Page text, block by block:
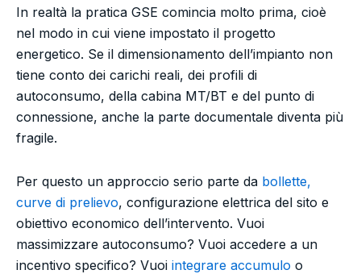
In realtà la pratica GSE comincia molto prima, cioè
nel modo in cui viene impostato il progetto
energetico. Se il dimensionamento dell’impianto non
tiene conto dei carichi reali, dei profili di
autoconsumo, della cabina MT/BT e del punto di
connessione, anche la parte documentale diventa più
fragile.
Per questo un approccio serio parte da bollette,
curve di prelievo, configurazione elettrica del sito e
obiettivo economico dell’intervento. Vuoi
massimizzare autoconsumo? Vuoi accedere a un
incentivo specifico? Vuoi integrare accumulo o